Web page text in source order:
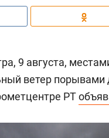
9 августа,
ветер порывами
РТ